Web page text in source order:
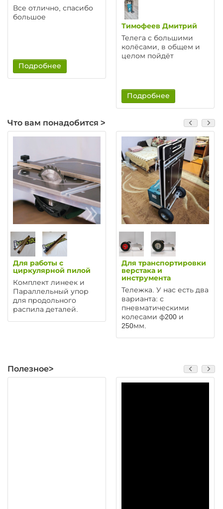
Все отлично, спасибо
большое
Подробнее
Тимофеев Дмитрий
Телега с большими
колёсами, в общем и
целом пойдёт
Подробнее
Что вам понадобится >
Для работы с
циркулярной пилой
Комплект линеек и
Параллельный упор
для продольного
распила деталей.
Для транспортировки
верстака и
инструмента
Тележка. У нас есть два
варианта: с
пневматическими
колесами ф200 и
250мм.
Полезное>